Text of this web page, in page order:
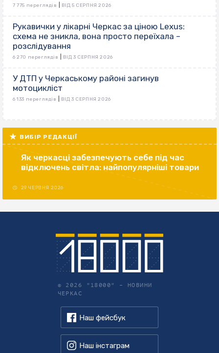
7 775 переглядів ВІД 5 СЕРПНЯ 2026
Рукавички у лікарні Черкас за ціною Lexus:
схема не зникла, вона просто переїхала –
розслідування
6 270 переглядів ВІД 3 СЕРПНЯ 2026
У ДТП у Черкаському районі загинув
мотоцикліст
6 133 переглядів ВІД 3 СЕРПНЯ 2026
ВИБІР РЕДАКЦІЇ
Як черкасці забезпечують себе під час
відключень світла: найпопулярніші товари
29 ЧЕРВНЯ 2026
© 2026 "18000" – НОВИНИ
ЧЕРКАС
Наш фейсбук
Наш інстаграм